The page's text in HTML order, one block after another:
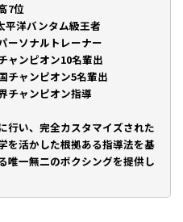
7位
平洋バンタム級王者
ーソナルトレーナー
ャンピオン10名輩出
チャンピオン5名輩出
チャンピオン指導
行い、完全カスタマイズされた
を活かした根拠ある指導法を基
唯一無二のボクシングを提供し